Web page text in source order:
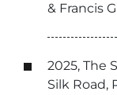
& Francis
2025, The
Silk Road,